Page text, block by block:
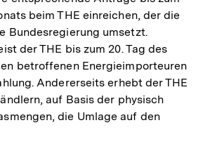
beim THE einreichen, der die
Bundesregierung umsetzt.
der THE bis zum 20. Tag des
betroffenen Energieimporteuren
Andererseits erhebt der THE
auf Basis der physisch
die Umlage auf den